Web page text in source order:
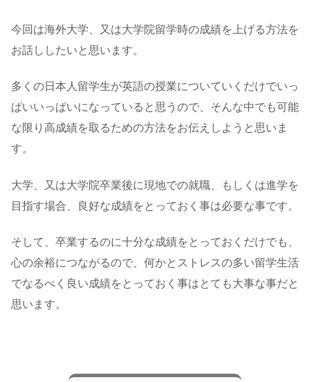
今回は海外大学、又は大学院留学時の成績を上げる方法を
お話ししたいと思います。
多くの日本人留学生が英語の授業についていくだけでいっ
ぱいいっぱいになっていると思うので、そんな中でも可能
な限り高成績を取るための方法をお伝えしようと思いま
す。
大学、又は大学院卒業後に現地での就職、もしくは進学を
目指す場合、良好な成績をとっておく事は必要な事です。
そして、卒業するのに十分な成績をとっておくだけでも、
心の余裕につながるので、何かとストレスの多い留学生活
でなるべく良い成績をとっておく事はとても大事な事だと
思います。